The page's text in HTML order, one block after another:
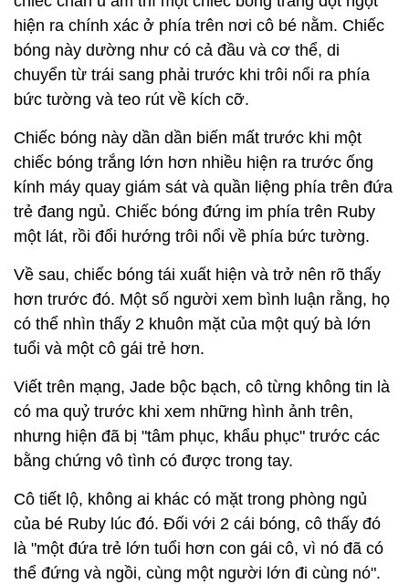
hiện ra chính xác ở phía trên nơi cô bé nằm. Chiếc
bóng này dường như có cả đầu và cơ thể, di
chuyển từ trái sang phải trước khi trôi nổi ra phía
bức tường và teo rút về kích cỡ.
Chiếc bóng này dần dần biến mất trước khi một
chiếc bóng trắng lớn hơn nhiều hiện ra trước ống
kính máy quay giám sát và quần liệng phía trên đứa
trẻ đang ngủ. Chiếc bóng đứng im phía trên Ruby
một lát, rồi đổi hướng trôi nổi về phía bức tường.
Về sau, chiếc bóng tái xuất hiện và trở nên rõ thấy
hơn trước đó. Một số người xem bình luận rằng, họ
có thể nhìn thấy 2 khuôn mặt của một quý bà lớn
tuổi và một cô gái trẻ hơn.
Viết trên mạng, Jade bộc bạch, cô từng không tin là
có ma quỷ trước khi xem những hình ảnh trên,
nhưng hiện đã bị "tâm phục, khẩu phục" trước các
bằng chứng vô tình có được trong tay.
Cô tiết lộ, không ai khác có mặt trong phòng ngủ
của bé Ruby lúc đó. Đối với 2 cái bóng, cô thấy đó
là "một đứa trẻ lớn tuổi hơn con gái cô, vì nó đã có
thể đứng và ngồi, cùng một người lớn đi cùng nó".